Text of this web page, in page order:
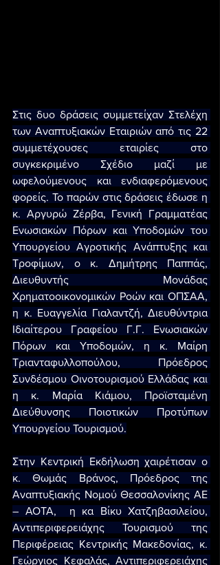
Στις δυο δράσεις συμμετείχαν Στελέχη
των Αναπτυξιακών Εταιριών από τις 22
συμμετέχουσες εταιρίες στο
συγκεκριμένο Σχέδιο μαζί με
ωφελούμενους και ενδιαφερόμενους
φορείς. Το παρών στις δράσεις έδωσε η
κ. Αργυρώ Ζέρβα, Γενική Γραμματέας
Ενωσιακών Πόρων και Υποδομών του
Υπουργείου Αγροτικής Ανάπτυξης και
Τροφίμων, ο κ. Δημήτρης Παππάς,
Διευθυντής Μονάδας
Χρηματοοικονομικών Ροών και ΟΠΣΑΑ,
η κ. Ευαγγελία Γιαλαντζή, Διευθύντρια
Ιδιαίτερου Γραφείου Γ.Γ. Ενωσιακών
Πόρων και Υποδομών, η κ. Μαίρη
Τριανταφυλλοπούλου, Πρόεδρος
Συνδέσμου Οινοτουρισμού Ελλάδας και
η κ. Μαρία Κιάμου, Προϊσταμένη
Διεύθυνσης Ποιοτικών Προτύπων
Υπουργείου Τουρισμού.
Στην Κεντρική Εκδήλωση χαιρέτισαν ο
κ. Θωμάς Βράνος, Πρόεδρος της
Αναπτυξιακής Νομού Θεσσαλονίκης ΑΕ
– ΑΟΤΑ,  η κα Βίκυ Χατζηβασιλείου,
Αντιπεριφερειάχης Τουρισμού της
Περιφέρειας Κεντρικής Μακεδονίας, κ.
Γεώργιος Κεφαλάς, Αντιπεριφερειάχης